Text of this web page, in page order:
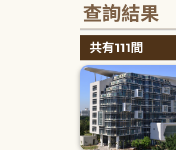
查詢結果
共有111間